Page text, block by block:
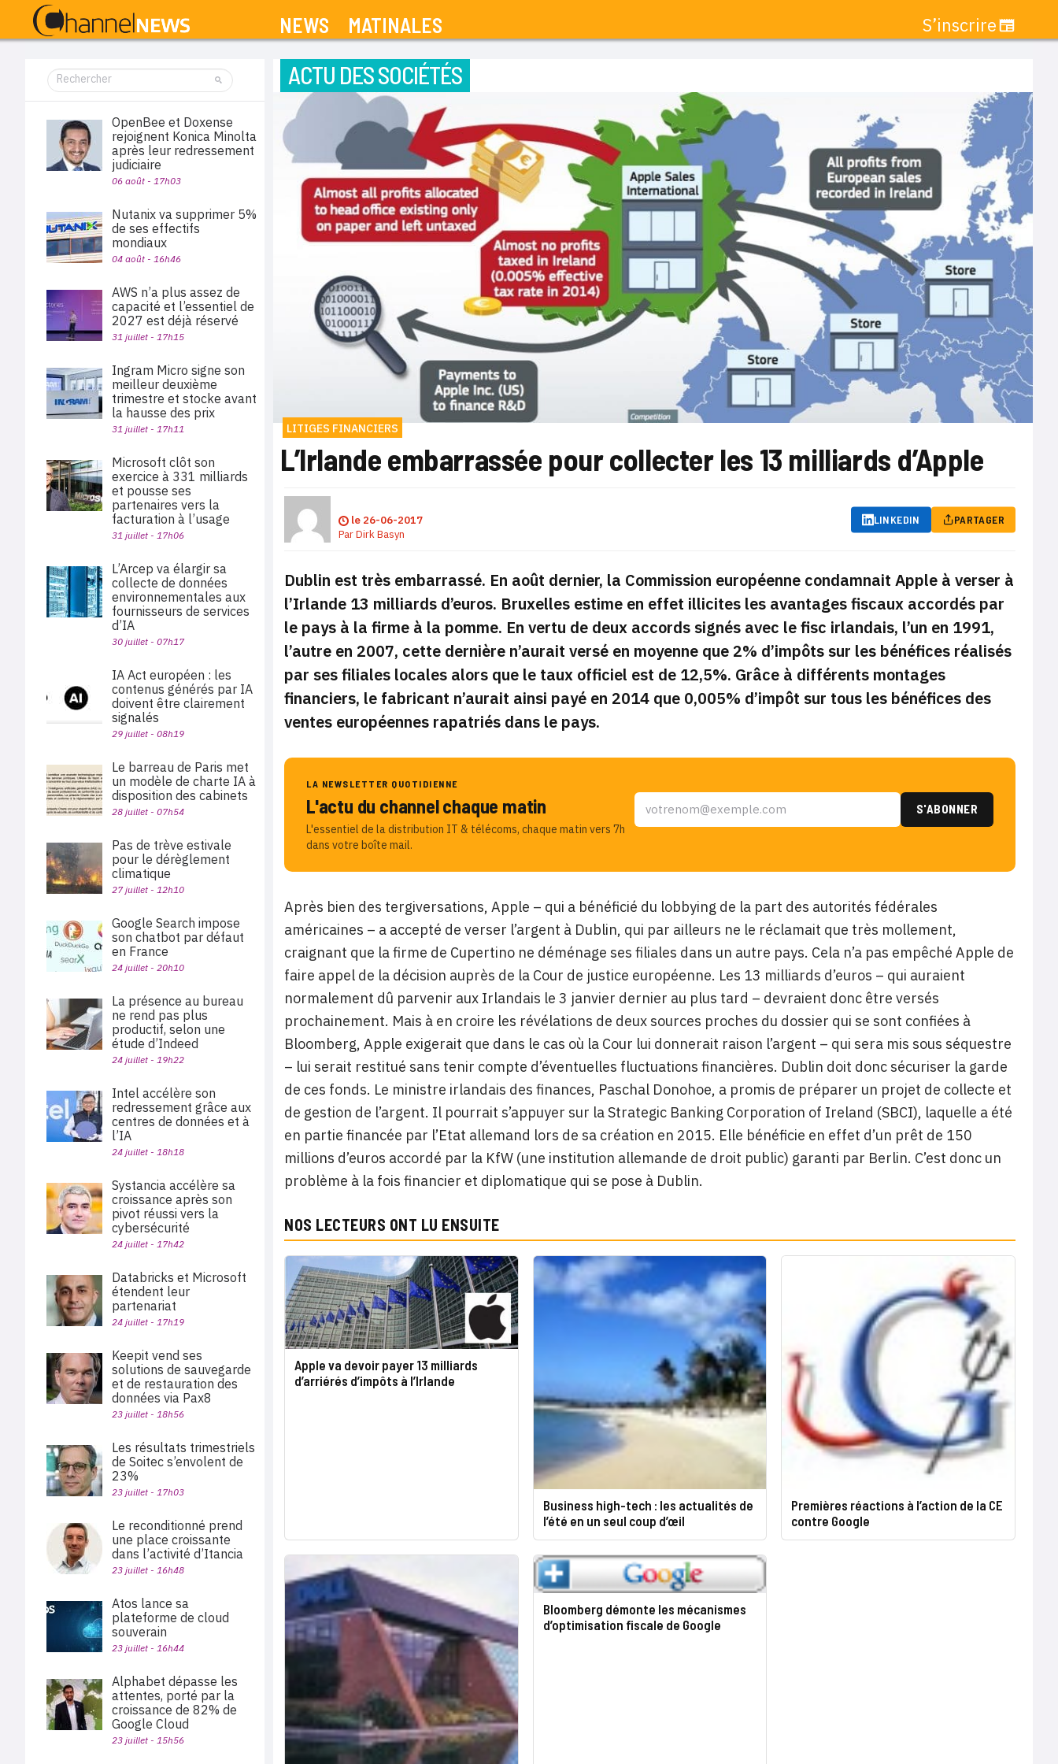
NEWS MATINALES S’inscrire
ACTU DES SOCIÉTÉS
LITIGES FINANCIERS
L’Irlande embarrassée pour collecter les 13 milliards d’Apple
le 26-06-2017
ParDirk Basyn
LINKEDIN PARTAGER
Dublin est très embarrassé. En août dernier, la Commission européenne condamnait Apple à verser à
l’Irlande 13 milliards d’euros. Bruxelles estime en effet illicites les avantages fiscaux accordés par
le pays à la firme à la pomme. En vertu de deux accords signés avec le fisc irlandais, l’un en 1991,
l’autre en 2007, cette dernière n’aurait versé en moyenne que 2% d’impôts sur les bénéfices réalisés
par ses filiales locales alors que le taux officiel est de 12,5%. Grâce à différents montages
financiers, le fabricant n’aurait ainsi payé en 2014 que 0,005% d’impôt sur tous les bénéfices des
ventes européennes rapatriés dans le pays.
LA NEWSLETTER QUOTIDIENNE
L'actu du channel chaque matin
L'essentiel de la distribution IT & télécoms, chaque matin vers 7h
dans votre boîte mail.
Après bien des tergiversations, Apple – qui a bénéficié du lobbying de la part des autorités fédérales
américaines – a accepté de verser l’argent à Dublin, qui par ailleurs ne le réclamait que très mollement,
craignant que la firme de Cupertino ne déménage ses filiales dans un autre pays. Cela n’a pas empêché Apple de
faire appel de la décision auprès de la Cour de justice européenne. Les 13 milliards d’euros – qui auraient
normalement dû parvenir aux Irlandais le 3 janvier dernier au plus tard – devraient donc être versés
prochainement. Mais à en croire les révélations de deux sources proches du dossier qui se sont confiées à
Bloomberg, Apple exigerait que dans le cas où la Cour lui donnerait raison l’argent – qui sera mis sous séquestre
– lui serait restitué sans tenir compte d’éventuelles fluctuations financières. Dublin doit donc sécuriser la garde
de ces fonds. Le ministre irlandais des finances, Paschal Donohoe, a promis de préparer un projet de collecte et
de gestion de l’argent. Il pourrait s’appuyer sur la Strategic Banking Corporation of Ireland (SBCI), laquelle a été
en partie financée par l’Etat allemand lors de sa création en 2015. Elle bénéficie en effet d’un prêt de 150
millions d’euros accordé par la KfW (une institution allemande de droit public) garanti par Berlin. C’est donc un
problème à la fois financier et diplomatique qui se pose à Dublin.
NOS LECTEURS ONT LU ENSUITE
Apple va devoir payer 13 milliards
d’arriérés d’impôts à l’Irlande
Business high-tech : les actualités de
l’été en un seul coup d’œil
Premières réactions à l’action de la CE
contre Google
Bloomberg démonte les mécanismes
d’optimisation fiscale de Google
OpenBee et Doxense
rejoignent Konica Minolta
après leur redressement
judiciaire
06 août - 17h03
Nutanix va supprimer 5%
de ses effectifs
mondiaux
04 août - 16h46
AWS n’a plus assez de
capacité et l’essentiel de
2027 est déjà réservé
31 juillet - 17h15
Ingram Micro signe son
meilleur deuxième
trimestre et stocke avant
la hausse des prix
31 juillet - 17h11
Microsoft clôt son
exercice à 331 milliards
et pousse ses
partenaires vers la
facturation à l’usage
31 juillet - 17h06
L’Arcep va élargir sa
collecte de données
environnementales aux
fournisseurs de services
d’IA
30 juillet - 07h17
IA Act européen : les
contenus générés par IA
doivent être clairement
signalés
29 juillet - 08h19
Le barreau de Paris met
un modèle de charte IA à
disposition des cabinets
28 juillet - 07h54
Pas de trève estivale
pour le dérèglement
climatique
27 juillet - 12h10
Google Search impose
son chatbot par défaut
en France
24 juillet - 20h10
La présence au bureau
ne rend pas plus
productif, selon une
étude d’Indeed
24 juillet - 19h22
Intel accélère son
redressement grâce aux
centres de données et à
l’IA
24 juillet - 18h18
Systancia accélère sa
croissance après son
pivot réussi vers la
cybersécurité
24 juillet - 17h42
Databricks et Microsoft
étendent leur
partenariat
24 juillet - 17h19
Keepit vend ses
solutions de sauvegarde
et de restauration des
données via Pax8
23 juillet - 18h56
Les résultats trimestriels
de Soitec s’envolent de
23%
23 juillet - 17h03
Le reconditionné prend
une place croissante
dans l’activité d’Itancia
23 juillet - 16h48
Atos lance sa
plateforme de cloud
souverain
23 juillet - 16h44
Alphabet dépasse les
attentes, porté par la
croissance de 82% de
Google Cloud
23 juillet - 15h56